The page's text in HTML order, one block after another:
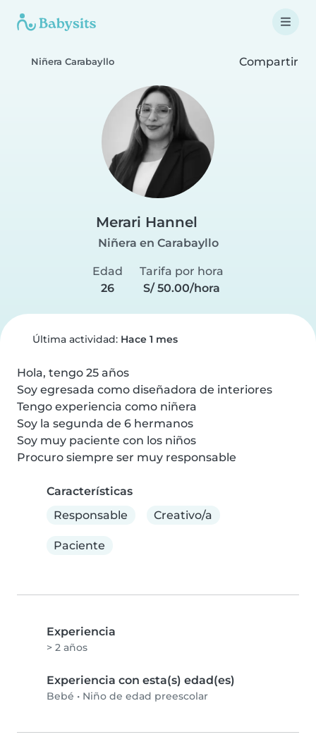
Niñera Carabayllo Compartir
Merari Hannel
Niñera en Carabayllo
Edad
26
Tarifa por hora
S/ 50.00/hora
Última actividad: Hace 1 mes
Hola, tengo 25 años
Soy egresada como diseñadora de interiores
Tengo experiencia como niñera
Soy la segunda de 6 hermanos
Soy muy paciente con los niños
Procuro siempre ser muy responsable
Características
Responsable
Creativo/a
Paciente
Experiencia
> 2 años
Experiencia con esta(s) edad(es)
Bebé • Niño de edad preescolar